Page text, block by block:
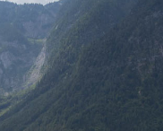
AUSTRIA